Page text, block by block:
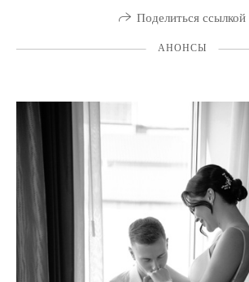
Поделиться ссылкой
АНОНСЫ